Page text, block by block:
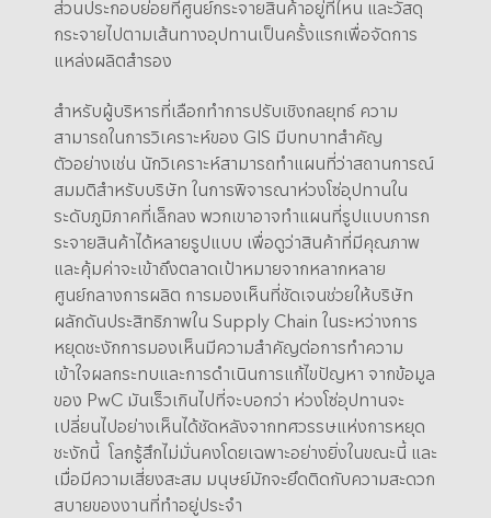
ส่วนประกอบย่อยที่ศูนย์กระจายสินค้าอยู่ที่ไหน และวัสดุ
กระจายไปตามเส้นทางอุปทานเป็นครั้งแรกเพื่อจัดการ
แหล่งผลิตสำรอง
สำหรับผู้บริหารที่เลือกทำการปรับเชิงกลยุทธ์ ความ
สามารถในการวิเคราะห์ของ GIS มีบทบาทสำคัญ
ตัวอย่างเช่น นักวิเคราะห์สามารถทำแผนที่ว่าสถานการณ์
สมมติสำหรับบริษัท ในการพิจารณาห่วงโซ่อุปทานใน
ระดับภูมิภาคที่เล็กลง พวกเขาอาจทำแผนที่รูปแบบการก
ระจายสินค้าได้หลายรูปแบบ เพื่อดูว่าสินค้าที่มีคุณภาพ
และคุ้มค่าจะเข้าถึงตลาดเป้าหมายจากหลากหลาย
ศูนย์กลางการผลิต การมองเห็นที่ชัดเจนช่วยให้บริษัท
ผลักดันประสิทธิภาพใน Supply Chain ในระหว่างการ
หยุดชะงักการมองเห็นมีความสำคัญต่อการทำความ
เข้าใจผลกระทบและการดำเนินการแก้ไขปัญหา จากข้อมูล
ของ PwC มันเร็วเกินไปที่จะบอกว่า ห่วงโซ่อุปทานจะ
เปลี่ยนไปอย่างเห็นได้ชัดหลังจากทศวรรษแห่งการหยุด
ชะงักนี้ โลกรู้สึกไม่มั่นคงโดยเฉพาะอย่างยิ่งในขณะนี้ และ
เมื่อมีความเสี่ยงสะสม มนุษย์มักจะยึดติดกับความสะดวก
สบายของงานที่ทำอยู่ประจำ